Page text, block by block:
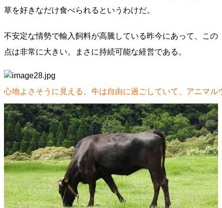
草を好きなだけ食べられるというわけだ。
不安定な情勢で輸入飼料が高騰している昨今にあって、この
点は非常に大きい。まさに持続可能な経営である。
心地よさそうに見える。牛は自由に過ごしていて、アニマ